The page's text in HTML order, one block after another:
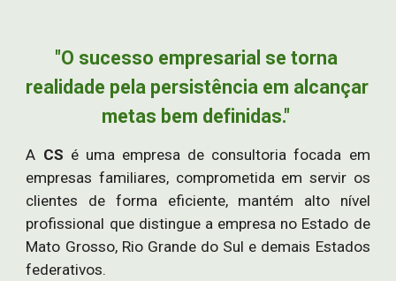
"O sucesso empresarial se torna
realidade pela persistência em alcançar
metas bem definidas."
A CS é uma empresa de consultoria focada em
empresas familiares, comprometida em servir os
clientes de forma eficiente, mantém alto nível
profissional que distingue a empresa no Estado de
Mato Grosso, Rio Grande do Sul e demais Estados
federativos.